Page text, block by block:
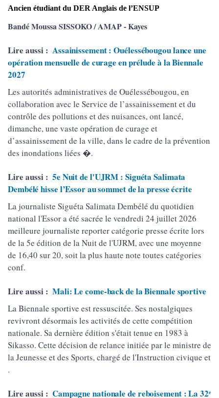
Ancien étudiant du DER Anglais de l’ENSUP
Bandé Moussa SISSOKO / AMAP - Kayes
Lire aussi : Assainissement : Ouélessébougou lance une
opération mensuelle de curage en prélude à la Biennale
2027
Les autorités administratives de Ouélessébougou, en
collaboration avec le Service de l’assainissement et du
contrôle des pollutions et des nuisances, ont lancé,
dimanche, une vaste opération de curage et
d’assainissement de la ville, dans le cadre de la prévention
des inondations liées �.
Lire aussi : 5e Nuit de l'UJRM : Siguéta Salimata
Dembélé hisse l’Essor au sommet de la presse écrite
La journaliste Siguéta Salimata Dembélé du quotidien
national l'Essor a été sacrée le vendredi 24 juillet 2026
meilleure journaliste reporter catégorie presse écrite lors
de la 5e édition de la Nuit de l'UJRM, avec une moyenne
de 16,40 sur 20, soit la plus haute note toutes catégories
conf.
Lire aussi : Mali: Le come-back de la Biennale sportive
La Biennale sportive est ressuscitée. Ses nostalgiques
revivront désormais les activités de cette compétition
nationale. Sa dernière édition s'était tenue en 1983 à
Sikasso. Cette décision de relance initiée par le ministre de
la Jeunesse et des Sports, chargé de l'Instruction civique et
.
Lire aussi : Campagne nationale de reboisement : La 32ᵉ